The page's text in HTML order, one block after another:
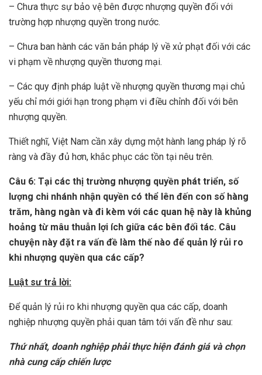
– Chưa thực sự bảo vệ bên được nhượng quyền đối với
trường hợp nhượng quyền trong nước.
– Chưa ban hành các văn bản pháp lý về xử phạt đối với các
vi phạm về nhượng quyền thương mại.
– Các quy định pháp luật về nhượng quyền thương mại chủ
yếu chỉ mới giới hạn trong phạm vi điều chỉnh đối với bên
nhượng quyền.
Thiết nghĩ, Việt Nam cần xây dựng một hành lang pháp lý rõ
ràng và đầy đủ hơn, khắc phục các tồn tại nêu trên.
Câu 6: Tại các thị trường nhượng quyền phát triển, số
lượng chi nhánh nhận quyền có thể lên đến con số hàng
trăm, hàng ngàn và đi kèm với các quan hệ này là khủng
hoảng từ mâu thuẫn lợi ích giữa các bên đối tác. Câu
chuyện này đặt ra vấn đề làm thế nào để quản lý rủi ro
khi nhượng quyền qua các cấp?
Luật sư trả lời:
Để quản lý rủi ro khi nhượng quyền qua các cấp, doanh
nghiệp nhượng quyền phải quan tâm tới vấn đề như sau:
Thứ nhất, doanh nghiệp phải thực hiện đánh giá và chọn
nhà cung cấp chiến lược